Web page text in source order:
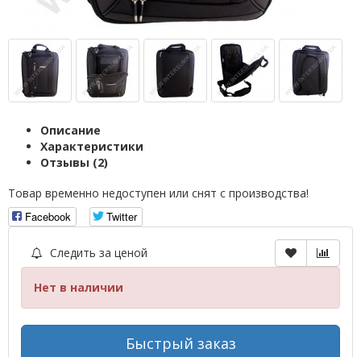
Описание
Характеристики
Отзывы (2)
Товар временно недоступен или снят с производства!
Facebook
Twitter
Следить за ценой
Нет в наличии
Быстрый заказ